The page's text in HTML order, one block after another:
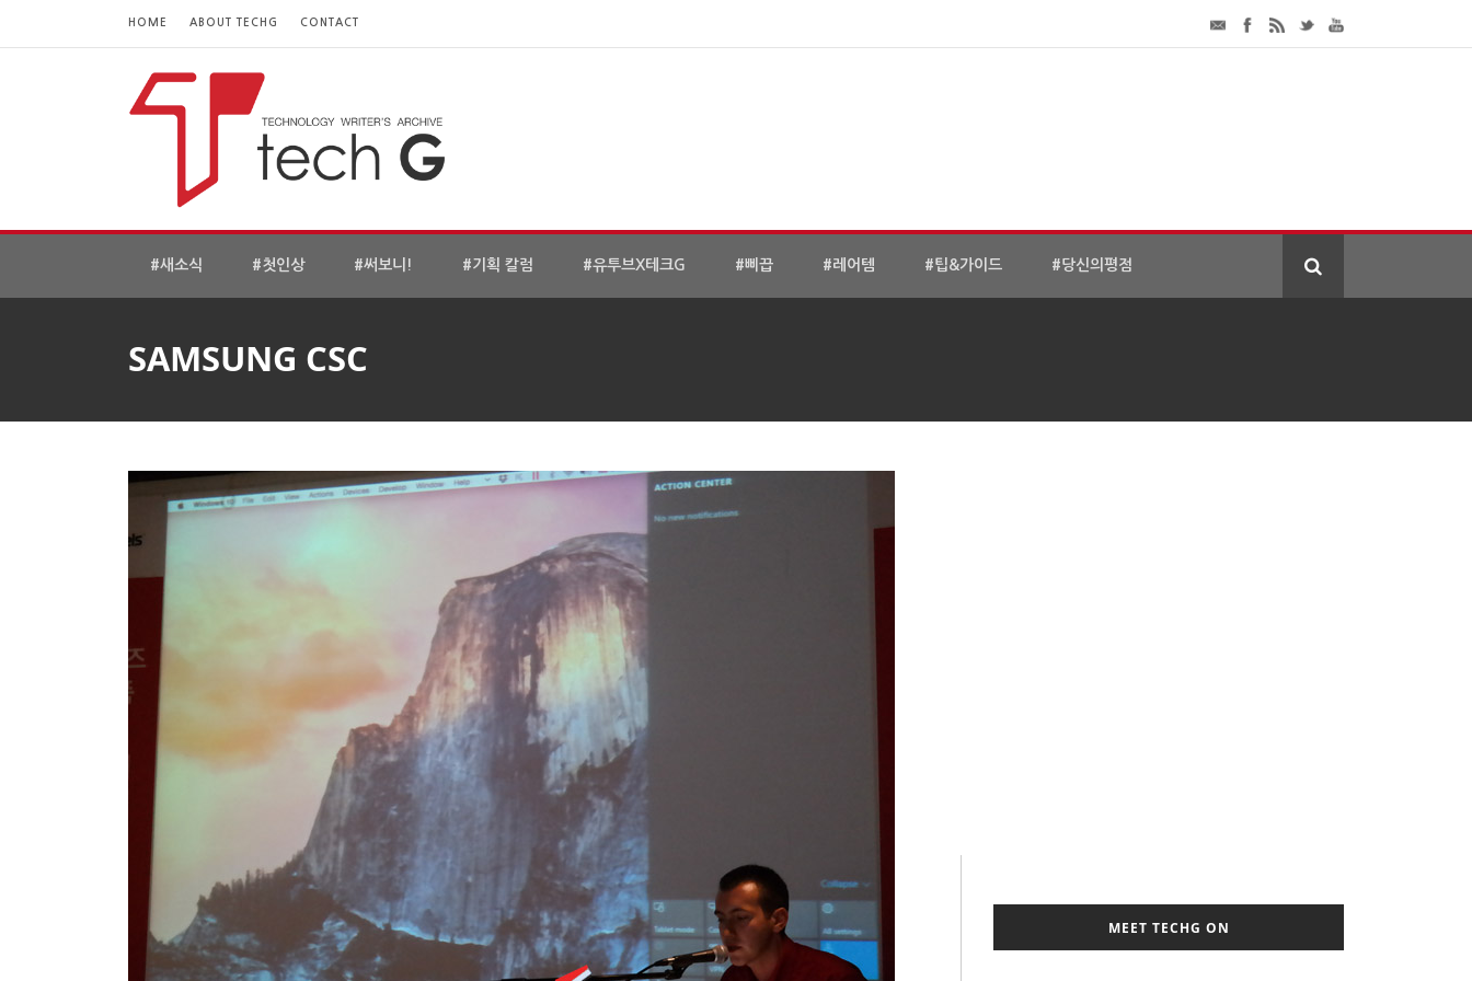
HOME ABOUT TECHG CONTACT
#새소식 #첫인상 #써보니! #기획 칼럼 #유투브X테크G #삐끕 #레어템 #팁&가이드 #당신의평점
SAMSUNG CSC
MEET TECHG ON